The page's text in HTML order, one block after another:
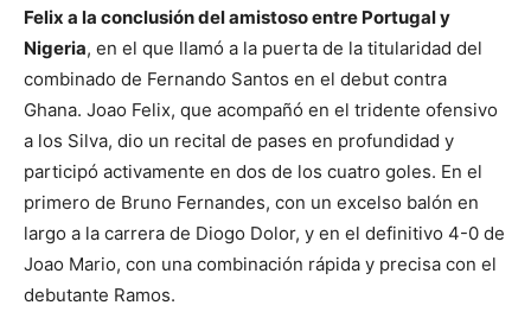
Felix a la conclusión del amistoso entre Portugal y
Nigeria, en el que llamó a la puerta de la titularidad del
combinado de Fernando Santos en el debut contra
Ghana. Joao Felix, que acompañó en el tridente ofensivo
a los Silva, dio un recital de pases en profundidad y
participó activamente en dos de los cuatro goles. En el
primero de Bruno Fernandes, con un excelso balón en
largo a la carrera de Diogo Dolor, y en el definitivo 4-0 de
Joao Mario, con una combinación rápida y precisa con el
debutante Ramos.